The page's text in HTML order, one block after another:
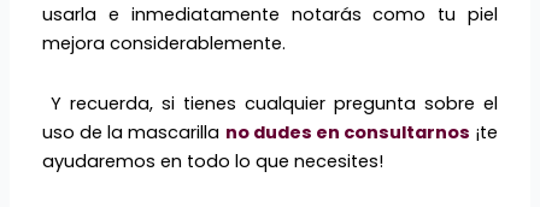
usarla e inmediatamente notarás como tu piel
mejora considerablemente.
Y recuerda, si tienes cualquier pregunta sobre el
uso de la mascarilla no dudes en consultarnos ¡te
ayudaremos en todo lo que necesites!